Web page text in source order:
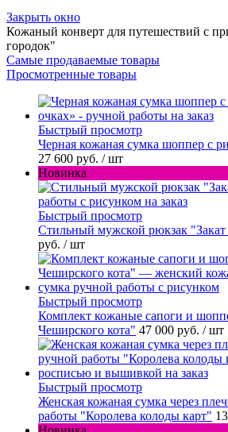
Закрыть окно
Кожаный конверт для путешествий с
городок"
Самые продаваемые товары
Просмотренные товары
Быстрый просмотр
Черная кожаная сумка шоппер с
27 600 руб. / шт
Новинка
Быстрый просмотр
Стильный мужской рюкзак "Закат
руб. / шт
Быстрый просмотр
Комплект кожаные сапоги и
Чеширского кота" 47 000 руб. / шт
Быстрый просмотр
Женская кожаная сумка через
работы "Королева колоды карт"